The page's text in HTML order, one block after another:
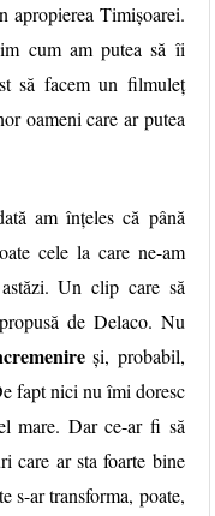
Timișoarei.
cum am putea să îi
să facem un filmuleț
oameni care ar putea
am înțeles că până
cele la care ne-am
Un clip care să
de Delaco. Nu
și, probabil,
fapt nici nu îmi doresc
mare. Dar ce-ar fi să
care ar sta foarte bine
s-ar transforma, poate,